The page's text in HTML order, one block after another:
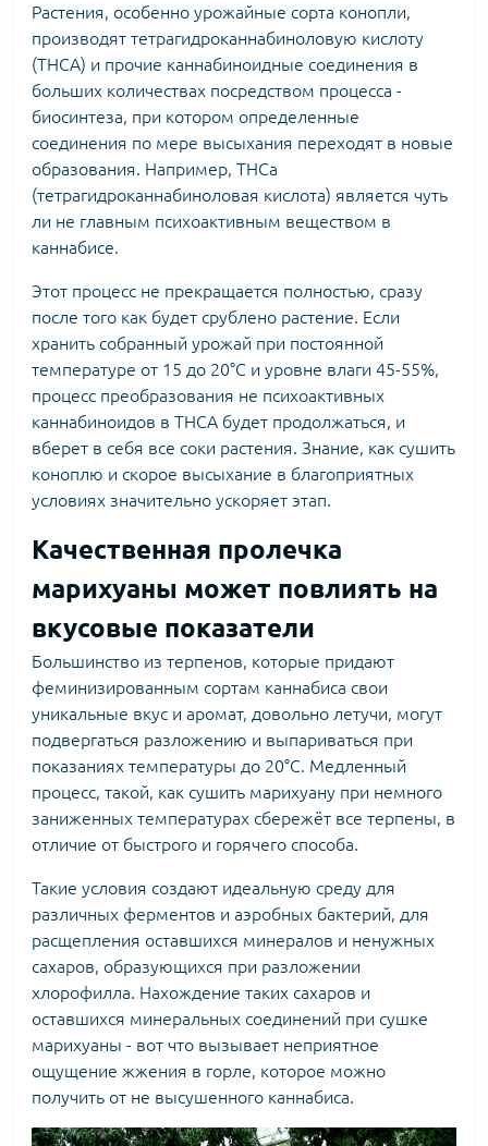
Растения, особенно урожайные сорта конопли,
производят тетрагидроканнабиноловую кислоту
(THCA) и прочие каннабиноидные соединения в
больших количествах посредством процесса -
биосинтеза, при котором определенные
соединения по мере высыхания переходят в новые
образования. Например, THCa
(тетрагидроканнабиноловая кислота) является чуть
ли не главным психоактивным веществом в
каннабисе.
Этот процесс не прекращается полностью, сразу
после того как будет срублено растение. Если
хранить собранный урожай при постоянной
температуре от 15 до 20°C и уровне влаги 45-55%,
процесс преобразования не психоактивных
каннабиноидов в THCA будет продолжаться, и
вберет в себя все соки растения. Знание, как сушить
коноплю и скорое высыхание в благоприятных
условиях значительно ускоряет этап.
Качественная пролечка
марихуаны может повлиять на
вкусовые показатели
Большинство из терпенов, которые придают
феминизированным сортам каннабиса свои
уникальные вкус и аромат, довольно летучи, могут
подвергаться разложению и выпариваться при
показаниях температуры до 20°C. Медленный
процесс, такой, как сушить марихуану при немного
заниженных температурах сбережёт все терпены, в
отличие от быстрого и горячего способа.
Такие условия создают идеальную среду для
различных ферментов и аэробных бактерий, для
расщепления оставшихся минералов и ненужных
сахаров, образующихся при разложении
хлорофилла. Нахождение таких сахаров и
оставшихся минеральных соединений при сушке
марихуаны - вот что вызывает неприятное
ощущение жжения в горле, которое можно
получить от не высушенного каннабиса.